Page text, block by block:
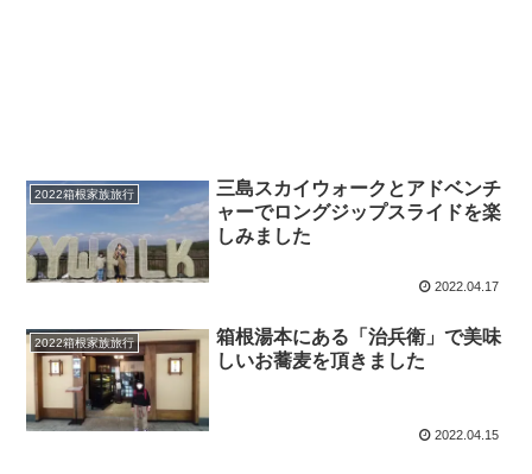
2022箱根家族旅行
三島スカイウォークとアドベンチ
ャーでロングジップスライドを楽
しみました
2022.04.17
2022箱根家族旅行
箱根湯本にある「治兵衛」で美味
しいお蕎麦を頂きました
2022.04.15